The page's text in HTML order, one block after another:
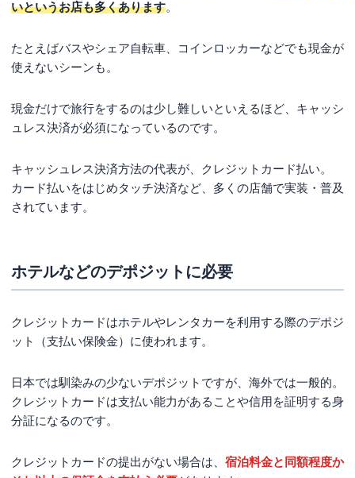
いというお店も多くあります。
たとえばバスやシェア自転車、コインロッカーなどでも現金が
使えないシーンも。
現金だけで旅行をするのは少し難しいといえるほど、キャッシ
ュレス決済が必須になっているのです。
キャッシュレス決済方法の代表が、クレジットカード払い。
カード払いをはじめタッチ決済など、多くの店舗で実装・普及
されています。
ホテルなどのデポジットに必要
クレジットカードはホテルやレンタカーを利用する際のデポジ
ット（支払い保険金）に使われます。
日本では馴染みの少ないデポジットですが、海外では一般的。
クレジットカードは支払い能力があることや信用を証明する身
分証になるのです。
クレジットカードの提出がない場合は、 宿泊料金と同額程度か